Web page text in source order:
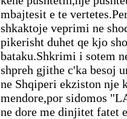
mbajtesit e te
shkaktoje veprimi ne
pikerisht duhet qe kjo
bataku.Shkrimi i sotem
shpreh gjithe c'ka besoj
ne Shqiperi ekziston nje
mendore,por sidomos
ne dore me dinjitet fatet